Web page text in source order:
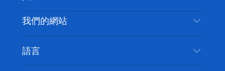
隱私
Cookie 通知
要做的事情
新南威爾士州公路旅行
活動
住宿
旅行資訊
無障礙雪梨
列出您的業務
我們的網站
語言